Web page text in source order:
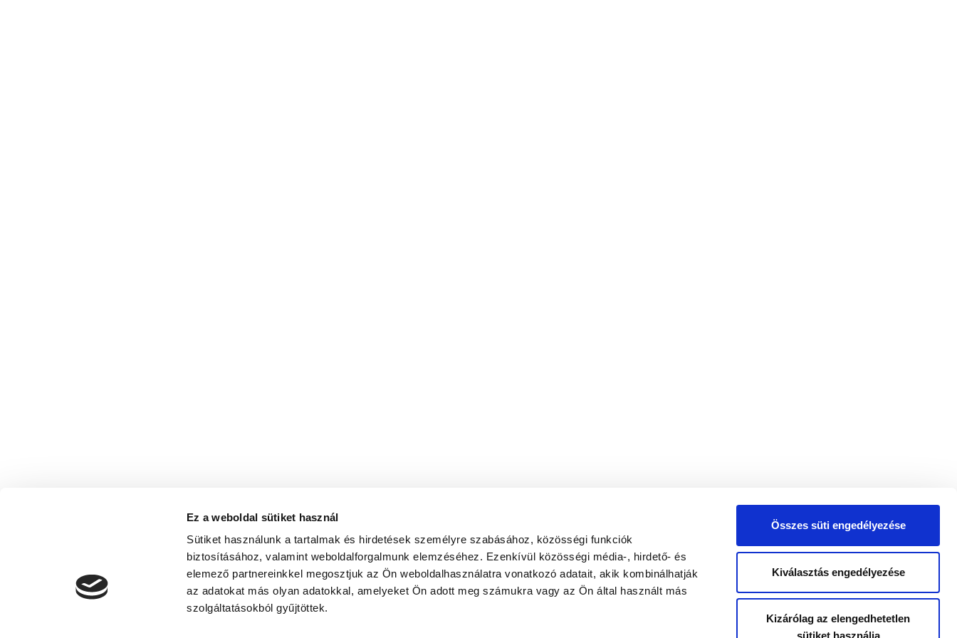
Ez a weboldal sütiket használ
Sütiket használunk a tartalmak és hirdetések személyre szabásához, közösségi funkciók
biztosításához, valamint weboldalforgalmunk elemzéséhez. Ezenkívül közösségi média-, hirdető- és
elemező partnereinkkel megosztjuk az Ön weboldalhasználatra vonatkozó adatait, akik kombinálhatják
az adatokat más olyan adatokkal, amelyeket Ön adott meg számukra vagy az Ön által használt más
szolgáltatásokból gyűjtöttek.
Összes süti engedélyezése
Kiválasztás engedélyezése
Kizárólag az elengedhetetlen
sütiket használja